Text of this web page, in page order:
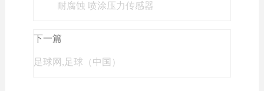
耐腐蚀 喷涂压力传感器
下一篇
足球网,足球（中国）